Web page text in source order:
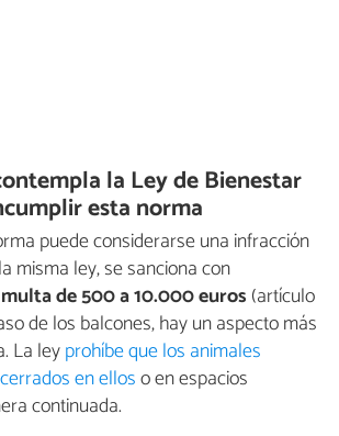
la Ley de Bienestar
esta norma
puede considerarse una infracción
misma ley, se sanciona con
multa de 500 a 10.000 euros (artículo
de los balcones, hay un aspecto más
La leyprohíbe que los animales
en elloso en espacios
continuada.